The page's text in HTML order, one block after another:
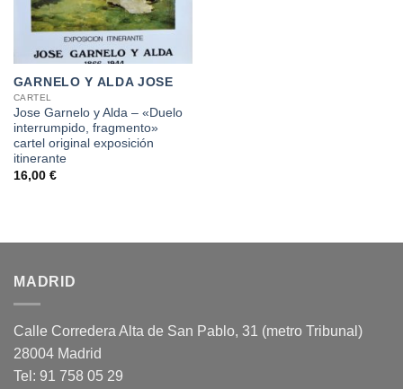
GARNELO Y ALDA JOSE
CARTEL
Jose Garnelo y Alda – «Duelo
interrumpido, fragmento»
cartel original exposición
itinerante
16,00 €
MADRID
Calle Corredera Alta de San Pablo, 31 (metro Tribunal)
28004 Madrid
Tel: 91 758 05 29